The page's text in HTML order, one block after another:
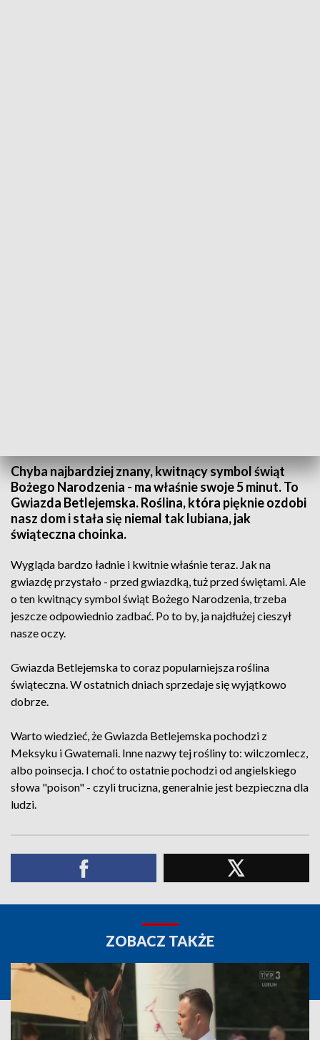
Chyba najbardziej znany, kwitnący symbol świąt
Bożego Narodzenia - ma właśnie swoje 5 minut. To
Gwiazda Betlejemska. Roślina, która pięknie ozdobi
nasz dom i stała się niemal tak lubiana, jak
świąteczna choinka.
Wygląda bardzo ładnie i kwitnie właśnie teraz. Jak na
gwiazdę przystało - przed gwiazdką, tuż przed świętami. Ale
o ten kwitnący symbol świąt Bożego Narodzenia, trzeba
jeszcze odpowiednio zadbać. Po to by, ja najdłużej cieszył
nasze oczy.
Gwiazda Betlejemska to coraz popularniejsza roślina
świąteczna. W ostatnich dniach sprzedaje się wyjątkowo
dobrze.
Warto wiedzieć, że Gwiazda Betlejemska pochodzi z
Meksyku i Gwatemali. Inne nazwy tej rośliny to: wilczomlecz,
albo poinsecja. I choć to ostatnie pochodzi od angielskiego
słowa "poison" - czyli trucizna, generalnie jest bezpieczna dla
ludzi.
ZOBACZ TAKŻE